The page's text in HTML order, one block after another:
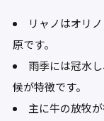
リャノはオリ
原です。
雨季には冠水
候が特徴です。
主に牛の放牧